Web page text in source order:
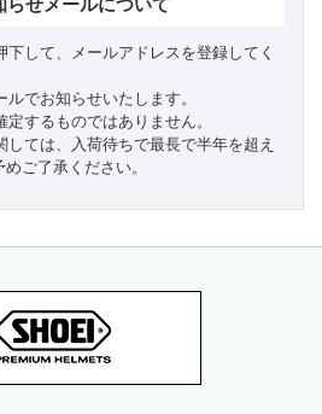
下して、メールアドレスを登録してく
でお知らせいたします。
するものではありません。
しては、入荷待ちで最長で半年を超え
ご了承ください。